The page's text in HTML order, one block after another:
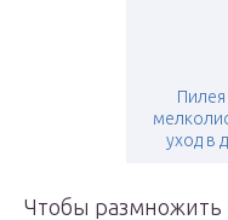
уход в
Чтобы